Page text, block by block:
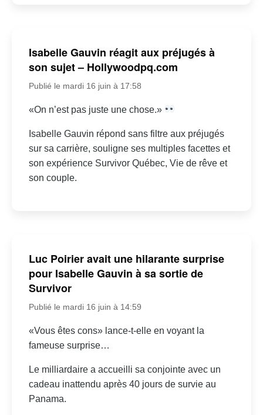
Isabelle Gauvin réagit aux préjugés à
son sujet – Hollywoodpq.com
Publié le mardi 16 juin à 17:58
«On n’est pas juste une chose.»
Isabelle Gauvin répond sans filtre aux préjugés
sur sa carrière, souligne ses multiples facettes et
son expérience Survivor Québec, Vie de rêve et
son couple.
Luc Poirier avait une hilarante surprise
pour Isabelle Gauvin à sa sortie de
Survivor
Publié le mardi 16 juin à 14:59
«Vous êtes cons» lance-t-elle en voyant la
fameuse surprise…
Le milliardaire a accueilli sa conjointe avec un
cadeau inattendu après 40 jours de survie au
Panama.